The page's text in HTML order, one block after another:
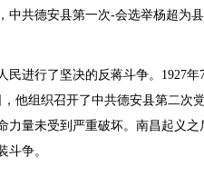
中共德安县第一次-会选举杨超为
民进行了坚决的反蒋斗争。1927年
他组织召开了中共德安县第二次
力量未受到严重破坏。南昌起义之
争。